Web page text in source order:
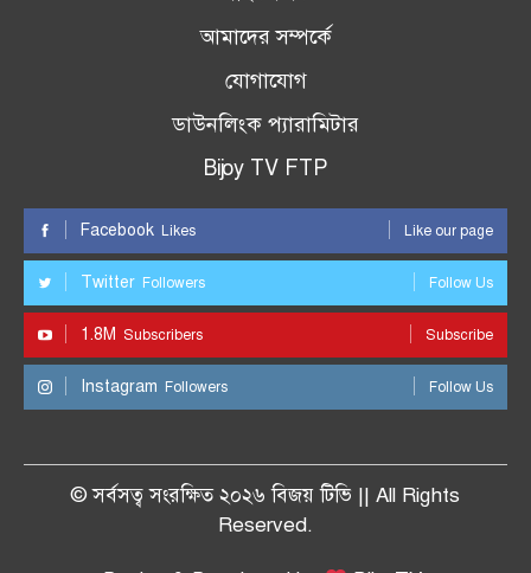
আমাদের সম্পর্কে
যোগাযোগ
ডাউনলিংক প্যারামিটার
Bijoy TV FTP
Facebook Likes Like our page
Twitter Followers Follow Us
1.8M Subscribers Subscribe
Instagram Followers Follow Us
© সর্বসত্ব সংরক্ষিত ২০২৬ বিজয় টিভি || All Rights
Reserved.